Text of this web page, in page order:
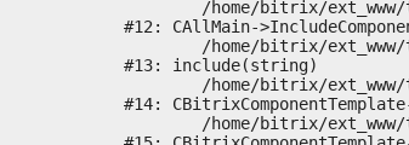
#12: CAllMain-
#13: include(string)
#14: